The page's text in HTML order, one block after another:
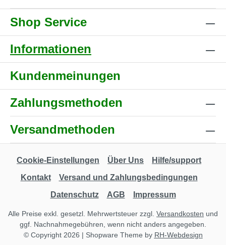
Shop Service
Informationen
Kundenmeinungen
Zahlungsmethoden
Versandmethoden
Cookie-Einstellungen Über Uns
Hilfe/support
Kontakt
Versand und Zahlungsbedingungen
Datenschutz
AGB Impressum
Alle Preise exkl. gesetzl. Mehrwertsteuer zzgl. Versandkosten und
ggf. Nachnahmegebühren, wenn nicht anders angegeben.
© Copyright 2026 | Shopware Theme by RH-Webdesign